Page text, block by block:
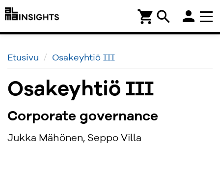
search
shopping_cart person
Etusivu Osakeyhtiö III
Osakeyhtiö III
Corporate governance
Jukka Mähönen, Seppo Villa